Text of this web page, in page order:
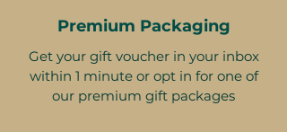
Premium Packaging
Get your gift voucher in your inbox
within 1 minute or opt in for one of
our premium gift packages